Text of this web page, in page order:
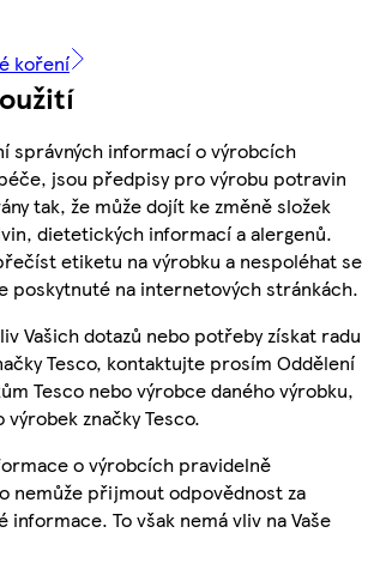
koření
správných informací o výrobcích
jsou předpisy pro výrobu potravin
tak, že může dojít ke změně složek
dietetických informací a alergenů.
etiketu na výrobku a nespoléhat se
poskytnuté na internetových stránkách.
Vašich dotazů nebo potřeby získat radu
Tesco, kontaktujte prosím Oddělení
Tesco nebo výrobce daného výrobku,
značky Tesco.
o výrobcích pravidelně
nemůže přijmout odpovědnost za
informace. To však nemá vliv na Vaše